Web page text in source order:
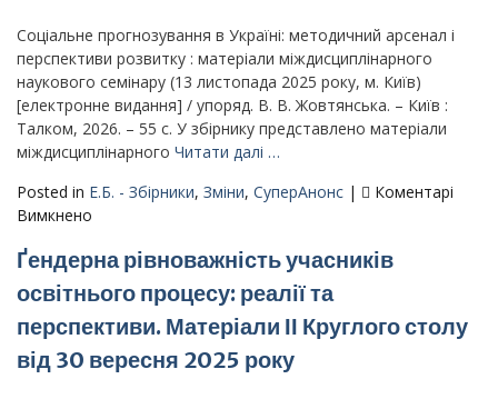
Соціальне прогнозування в Україні: методичний арсенал і
перспективи розвитку : матеріали міждисциплінарного
наукового семінару (13 листопада 2025 року, м. Київ)
[електронне видання] / упоряд. В. В. Жовтянська. – Київ :
Талком, 2026. – 55 с. У збірнику представлено матеріали
міждисциплінарного Читати далі …
Posted in Е.Б. - Збірники, Зміни, СуперАнонс |
Коментарі
Вимкнено
прогнозування
Україні:
методичний
арсенал
Ґендерна рівноважність учасників
освітнього процесу: реалії та
перспективи. Матеріали ІІ Круглого столу
від 30 вересня 2025 року